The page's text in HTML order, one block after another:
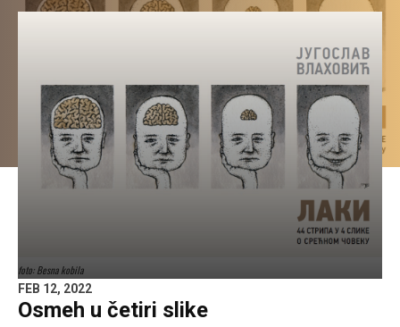
foto: Besna kobila
FEB 12, 2022
Osmeh u četiri slike